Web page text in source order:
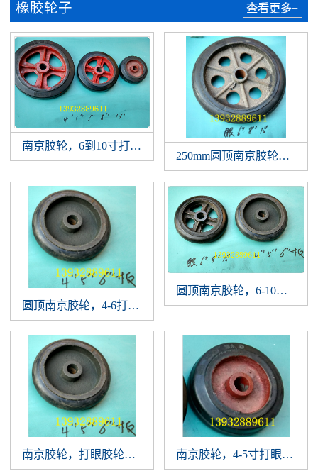
橡胶轮子 查看更多+
南京胶轮，6到10寸打眼胶轮，打孔花眼立筋橡胶轮，平顶
250mm圆顶南京胶轮，10
圆顶南京胶轮，4-6打眼胶轮，打孔橡胶轮，板式南京胶轮
圆顶南京胶轮，6-10打眼胶
南京胶轮，打眼胶轮，打孔橡胶轮，圆顶打眼南京胶轮，
南京胶轮，4-5寸打眼胶轮